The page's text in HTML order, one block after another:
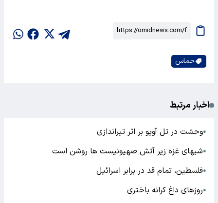
حماس
اخبار مرتبط
●وحشت در تل آویو بر اثر تیراندازی
●شبهای غزه زیر آتش صهیونیست ها روشن است
●فلسطین، تمام قد در برابر اسرائیل
●روزهای داغ کرانه باختری